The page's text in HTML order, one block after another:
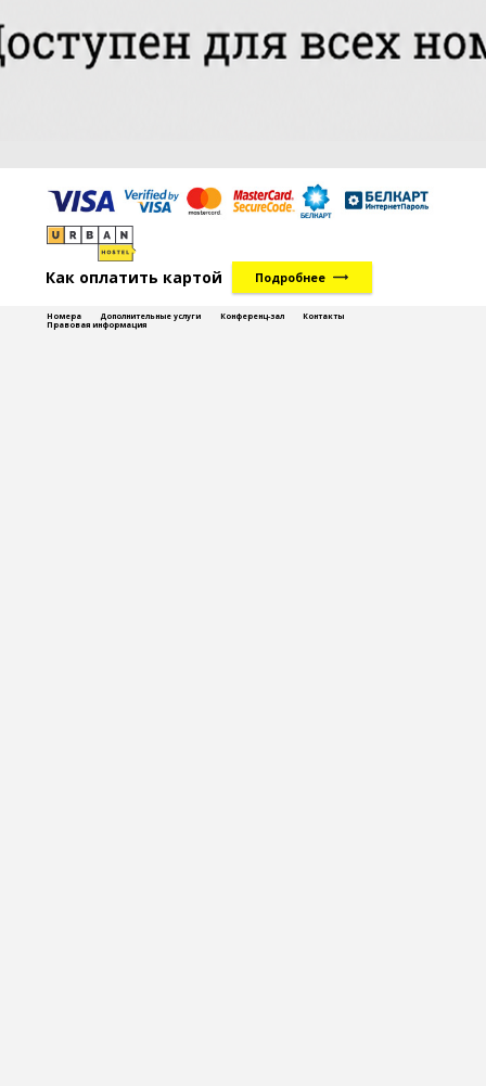
Как оплатить картой Подробнее
Номера Дополнительные услуги Конференц-зал
Контакты
Правовая информация